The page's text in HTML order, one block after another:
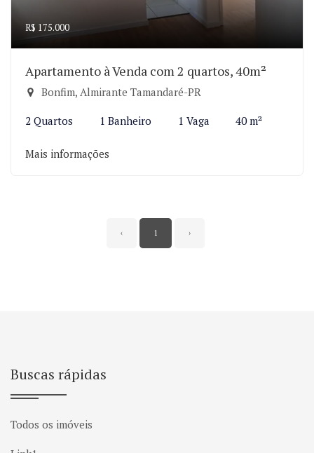
R$ 175.000
Apartamento à Venda com 2 quartos, 40m²
Bonfim, Almirante Tamandaré-PR
2 Quartos 1 Banheiro 1 Vaga 40 m²
Mais informações
‹ 1 ›
Buscas rápidas
Todos os imóveis